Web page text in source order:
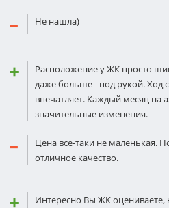
Не нашла)
Расположение у ЖК просто
даже больше - под рукой. Ход
впечатляет. Каждый месяц на
значительные изменения.
Цена все-таки не маленькая.
отличное качество.
Интересно Вы ЖК оцениваете,